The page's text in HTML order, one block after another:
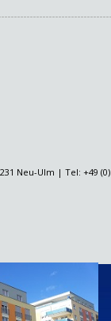
Neu-Ulm | Tel: +49